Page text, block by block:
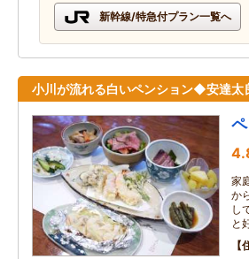
新幹線/特急付プラン一覧へ
小川が流れる白いペンション◆安達
家
か
し
と